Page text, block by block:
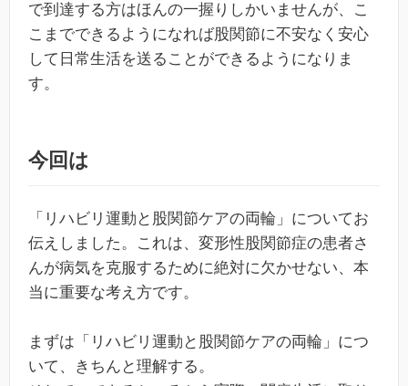
で到達する方はほんの一握りしかいませんが、こ
こまでできるようになれば股関節に不安なく安心
して日常生活を送ることができるようになりま
す。
今回は
「リハビリ運動と股関節ケアの両輪」についてお
伝えしました。これは、変形性股関節症の患者さ
んが病気を克服するために絶対に欠かせない、本
当に重要な考え方です。
まずは「リハビリ運動と股関節ケアの両輪」につ
いて、きちんと理解する。